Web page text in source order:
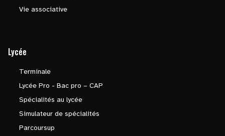
Vie associative
Lycée
Terminale
Lycée Pro - Bac pro – CAP
Spécialités au lycée
Simulateur de spécialités
Parcoursup